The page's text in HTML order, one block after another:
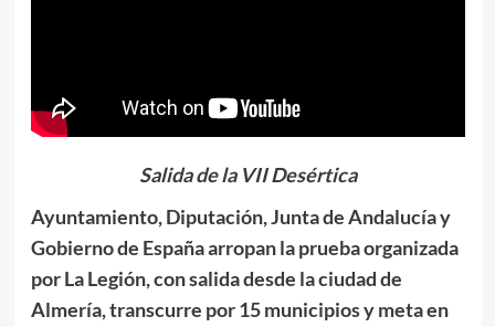
Salida de la VII Desértica
Ayuntamiento, Diputación, Junta de Andalucía y
Gobierno de España arropan la prueba organizada
por La Legión, con salida desde la ciudad de
Almería, transcurre por 15 municipios y meta en